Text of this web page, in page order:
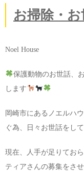
お掃除・
Noel House
保護動物のお世話、
します
岡崎市にあるノエルハ
ぐ為、日々お世話をして
現在、人手が足りてお
ティアさんの募集をさ